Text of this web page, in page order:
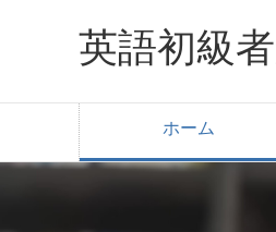
英語初級
ホーム